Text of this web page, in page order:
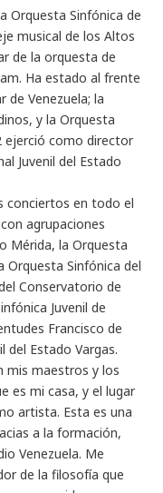
Orquesta Sinfónica de
musical de los Altos
de la orquesta de
Ha estado al frente
de Venezuela; la
y la Orquesta
ejerció como director
Juvenil del Estado
conciertos en todo el
agrupaciones
Mérida, la Orquesta
Orquesta Sinfónica del
Conservatorio de
Juvenil de
Francisco de
del Estado Vargas.
mis maestros y los
es mi casa, y el lugar
artista. Esta es una
a la formación,
Venezuela. Me
de la filosofía que